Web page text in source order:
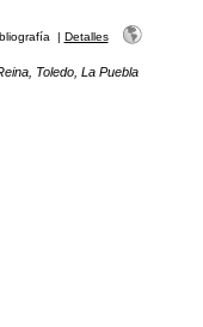
| Detalles
Toledo, La Puebla